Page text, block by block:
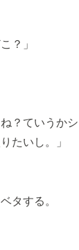
？」
？ていうか
たいし。」
タする。